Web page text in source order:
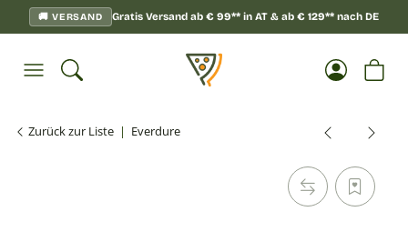
🚚 VERSAND Gratis Versand ab € 99** in AT & ab € 129** nach DE
Zurück zur Liste Everdure